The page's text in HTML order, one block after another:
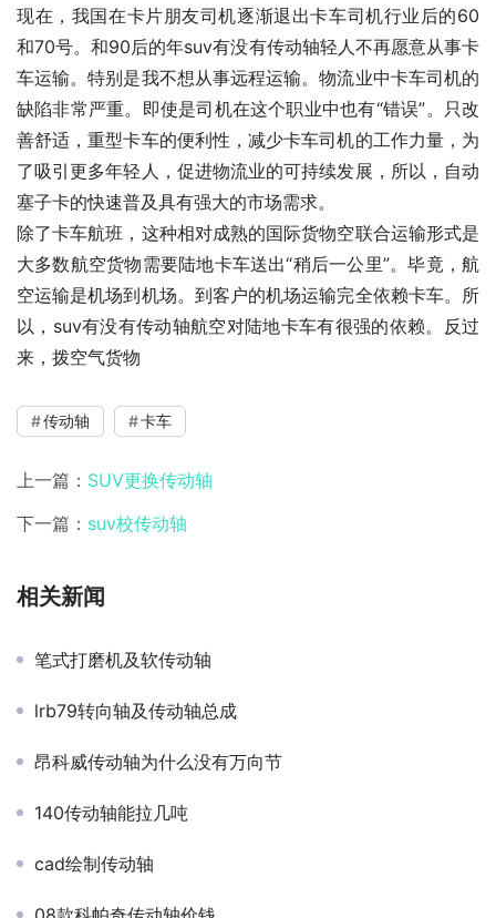
现在，我国在卡片朋友司机逐渐退出卡车司机行业后的60
和70号。和90后的年suv有没有传动轴轻人不再愿意从事卡
车运输。特别是我不想从事远程运输。物流业中卡车司机的
缺陷非常严重。即使是司机在这个职业中也有“错误”。只改
善舒适，重型卡车的便利性，减少卡车司机的工作力量，为
了吸引更多年轻人，促进物流业的可持续发展，所以，自动
塞子卡的快速普及具有强大的市场需求。
除了卡车航班，这种相对成熟的国际货物空联合运输形式是
大多数航空货物需要陆地卡车送出“稍后一公里”。毕竟，航
空运输是机场到机场。到客户的机场运输完全依赖卡车。所
以，suv有没有传动轴航空对陆地卡车有很强的依赖。反过
来，拨空气货物
传动轴 卡车
上一篇： SUV更换传动轴
下一篇： suv校传动轴
相关新闻
笔式打磨机及软传动轴
lrb79转向轴及传动轴总成
昂科威传动轴为什么没有万向节
140传动轴能拉几吨
cad绘制传动轴